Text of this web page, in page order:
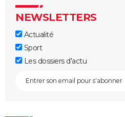
NEWSLETTERS
Actualité
Sport
Les dossiers d'actu